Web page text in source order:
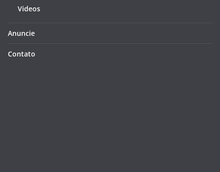
Videos
Anuncie
Contato